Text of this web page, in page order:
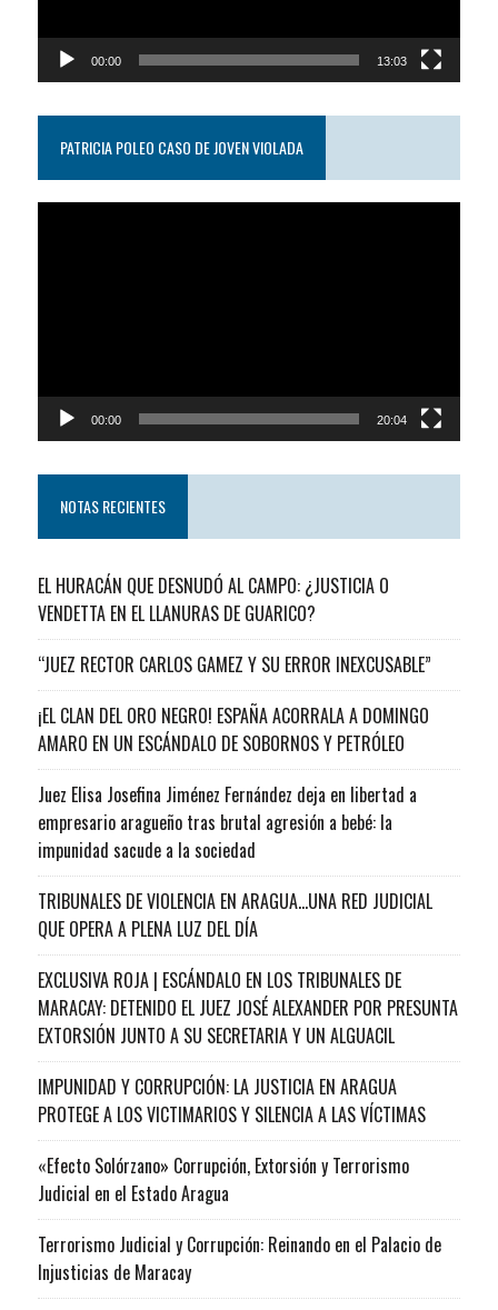
00:00 13:03
PATRICIA POLEO CASO DE JOVEN VIOLADA
00:00 20:04
NOTAS RECIENTES
EL HURACÁN QUE DESNUDÓ AL CAMPO: ¿JUSTICIA O
VENDETTA EN EL LLANURAS DE GUARICO?
“JUEZ RECTOR CARLOS GAMEZ Y SU ERROR INEXCUSABLE”
¡EL CLAN DEL ORO NEGRO! ESPAÑA ACORRALA A DOMINGO
AMARO EN UN ESCÁNDALO DE SOBORNOS Y PETRÓLEO
Juez Elisa Josefina Jiménez Fernández deja en libertad a
empresario aragueño tras brutal agresión a bebé: la
impunidad sacude a la sociedad
TRIBUNALES DE VIOLENCIA EN ARAGUA…UNA RED JUDICIAL
QUE OPERA A PLENA LUZ DEL DÍA
EXCLUSIVA ROJA | ESCÁNDALO EN LOS TRIBUNALES DE
MARACAY: DETENIDO EL JUEZ JOSÉ ALEXANDER POR PRESUNTA
EXTORSIÓN JUNTO A SU SECRETARIA Y UN ALGUACIL
IMPUNIDAD Y CORRUPCIÓN: LA JUSTICIA EN ARAGUA
PROTEGE A LOS VICTIMARIOS Y SILENCIA A LAS VÍCTIMAS
«Efecto Solórzano» Corrupción, Extorsión y Terrorismo
Judicial en el Estado Aragua
Terrorismo Judicial y Corrupción: Reinando en el Palacio de
Injusticias de Maracay